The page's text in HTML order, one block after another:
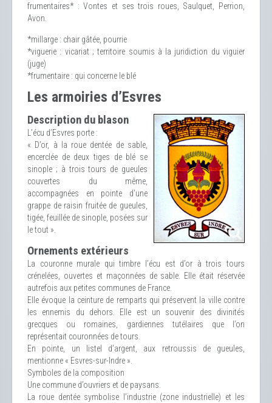
frumentaires* : Vontes et ses trois roues, Saulquet, Perrion,
Avon.
*millarge : chair gâtée, pourrie
*viguerie : vicariat ; territoire soumis à la juridiction du viguier
(juge)
*frumentaire : qui concerne le blé
Les armoiries d’Esvres
Description du blason
L’écu d’Esvres porte :
« D’or, à la roue dentée de sable,
encerclée de deux tiges de blé se
sinople ; à trois tours de gueules
couvertes du même,
accompagnées en pointe d’une
grappe de raisin fruitée de gueules,
tigée, feuillée de sinople, posées sur
le tout ».
Ornements extérieurs
La couronne murale qui timbre l’écu est d’or à trois tours
crénelées, ouvertes et maçonnées de sable. Elle était réservée
autrefois aux petites communes de France.
Elle évoque la ceinture de remparts qui préservent la ville contre
les ennemis du dehors. Elle est un souvenir des divinités
grecques ou romaines, gardiennes tutélaires que l’on
représentait couronnées de tours.
En pointe, un listel d’argent, aux retroussis de gueules,
mentionne « Esvres-sur-Indre ».
Symboles de la composition
Une commune d’ouvriers et de paysans.
La roue dentée symbolise l’industrie (zone industrielle) et les